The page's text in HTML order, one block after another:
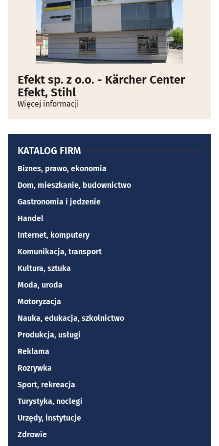
Efekt sp. z o.o. - Kärcher Center
Efekt, Stihl
Więcej informacji
KATALOG FIRM
Biznes, prawo, ekonomia
Dom, mieszkanie, budownictwo
Gastronomia i jedzenie
Handel
Internet, komputery
Komunikacja, transport
Kultura, sztuka
Moda, uroda
Motoryzacja
Nauka, edukacja, szkolnictwo
Produkcja, usługi
Reklama
Rozrywka
Sport, rekreacja
Turystyka, noclegi
Urzędy, instytucje
Zdrowie